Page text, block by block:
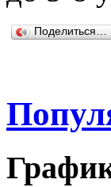
Поделиться…